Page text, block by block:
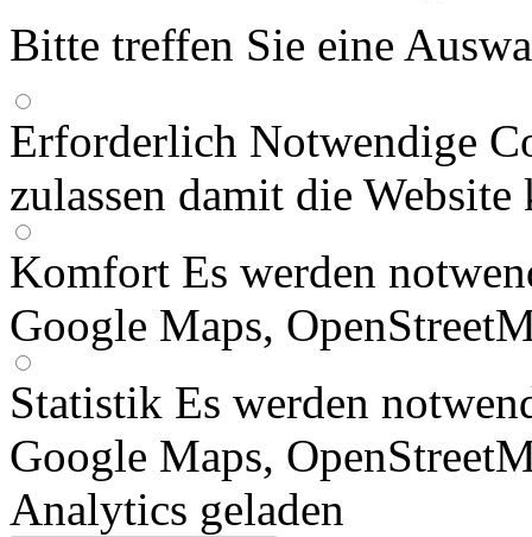
Bitte treffen Sie eine
Erforderlich Notwendige
zulassen damit die
Komfort Es werden
Google Maps,
Statistik Es werden
Google Maps,
Analytics geladen